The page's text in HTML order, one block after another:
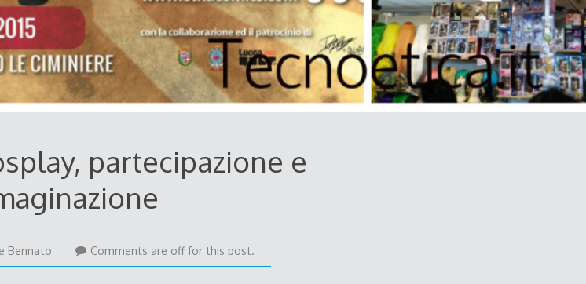
partecipazione e
Bennato Comments are off for this post.